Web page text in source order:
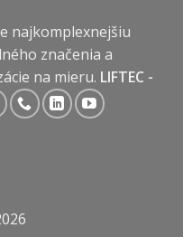
najkomplexnejšiu
značenia a
na mieru. LIFTEC -